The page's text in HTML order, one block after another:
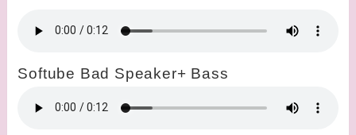
Softube Bad Speaker+ Bass